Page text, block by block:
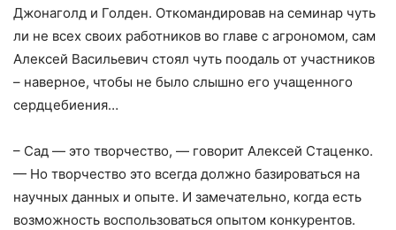
Джонаголд и Голден. Откомандировав на семинар чуть
ли не всех своих работников во главе с агрономом, сам
Алексей Васильевич стоял чуть поодаль от участников
– наверное, чтобы не было слышно его учащенного
сердцебиения…
– Сад — это творчество, — говорит Алексей Стаценко.
— Но творчество это всегда должно базироваться на
научных данных и опыте. И замечательно, когда есть
возможность воспользоваться опытом конкурентов.